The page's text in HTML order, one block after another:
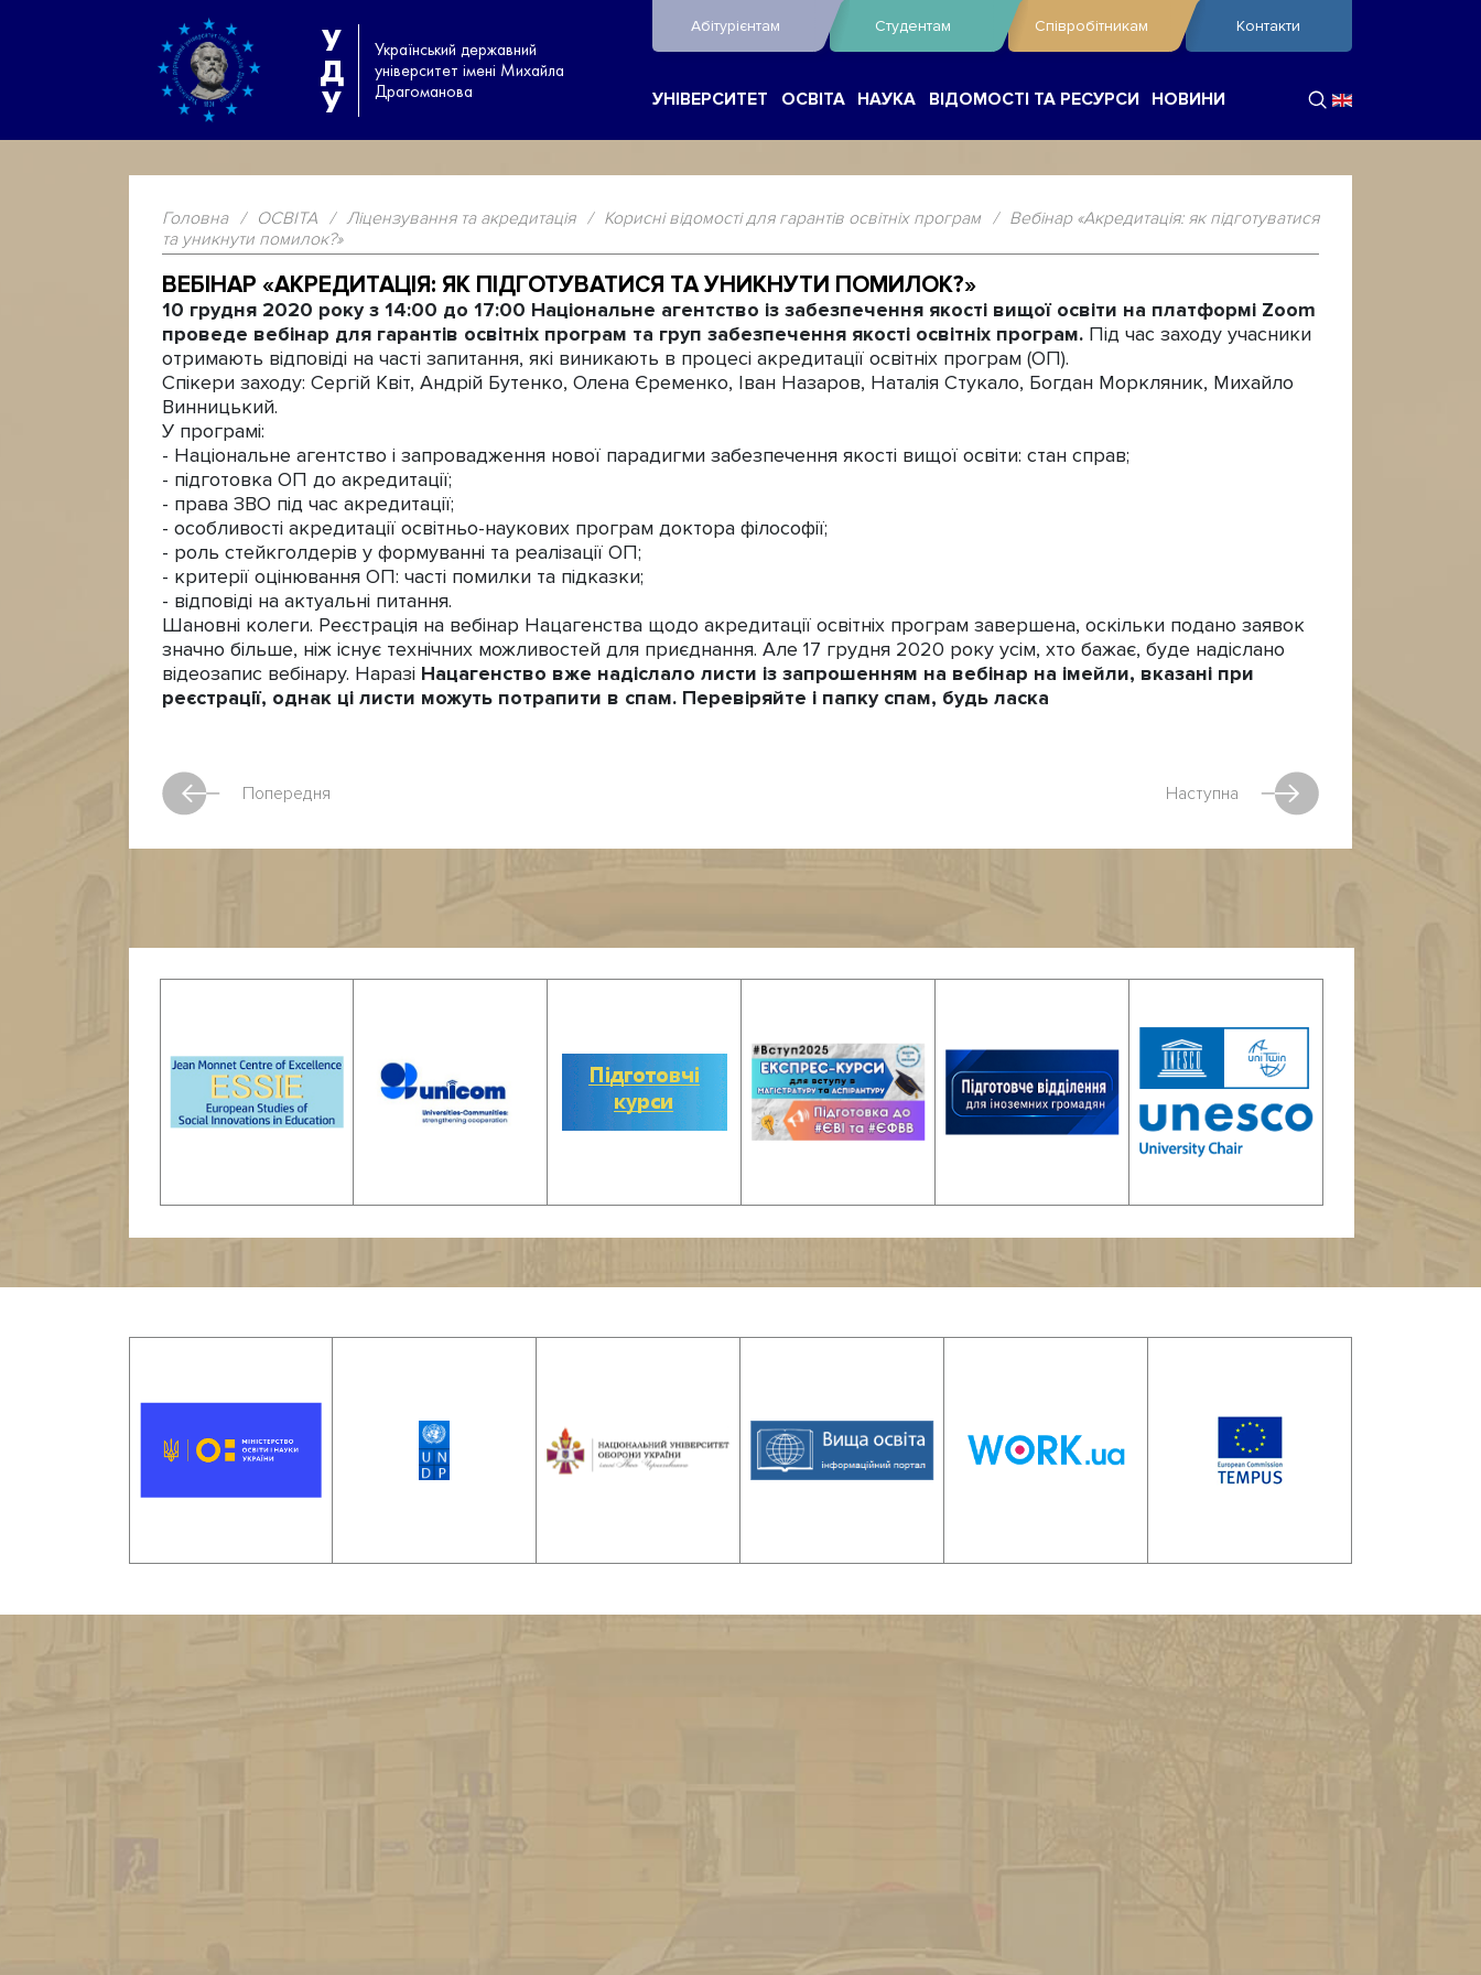
У
Д
У
Український державний
університет імені Михайла
Драгоманова
Абітурієнтам Студентам Співробітникам Контакти
УНІВЕРСИТЕТ ОСВІТА НАУКА ВІДОМОСТІ ТА РЕСУРСИ НОВИНИ
Головна / ОСВІТА / Ліцензування та акредитація / Корисні відомості для гарантів освітніх програм / Вебінар «Акредитація: як підготуватися
та уникнути помилок?»
ВЕБІНАР «АКРЕДИТАЦІЯ: ЯК ПІДГОТУВАТИСЯ ТА УНИКНУТИ ПОМИЛОК?»
10 грудня 2020 року з 14:00 до 17:00 Національне агентство із забезпечення якості вищої освіти на платформі Zoom
проведе вебінар для гарантів освітніх програм та груп забезпечення якості освітніх програм. Під час заходу учасники
отримають відповіді на часті запитання, які виникають в процесі акредитації освітніх програм (ОП).
Спікери заходу: Сергій Квіт, Андрій Бутенко, Олена Єременко, Іван Назаров, Наталія Стукало, Богдан Моркляник, Михайло
Винницький.
У програмі:
- Національне агентство і запровадження нової парадигми забезпечення якості вищої освіти: стан справ;
- підготовка ОП до акредитації;
- права ЗВО під час акредитації;
- особливості акредитації освітньо-наукових програм доктора філософії;
- роль стейкголдерів у формуванні та реалізації ОП;
- критерії оцінювання ОП: часті помилки та підказки;
- відповіді на актуальні питання.
Шановні колеги. Реєстрація на вебінар Нацагенства щодо акредитації освітніх програм завершена, оскільки подано заявок
значно більше, ніж існує технічних можливостей для приєднання. Але 17 грудня 2020 року усім, хто бажає, буде надіслано
відеозапис вебінару. Наразі Нацагенство вже надіслало листи із запрошенням на вебінар на імейли, вказані при
реєстрації, однак ці листи можуть потрапити в спам. Перевіряйте і папку спам, будь ласка
Попередня Наступна